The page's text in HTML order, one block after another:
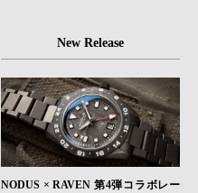
New Release
NODUS × RAVEN 第4弾コラボレー